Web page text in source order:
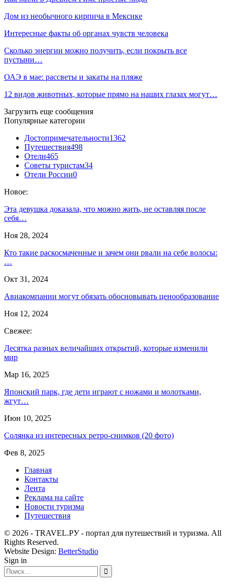
Дом из необычного кирпича в Мексике
Интересные факты об органах чувств человека
Сколько энергии можно получить, если покрыть все
пустыни…
ОАЭ в мае: рассветы и закаты на пляже
12 видов животных, которые прямо на наших глазах могут…
Загрузить еще сообщения
Популярные категории
Достопримечательности1362
Путешествия498
Отели465
Советы туристам34
Отели России0
Новое:
Эта девушка доказала, что можно жить, не оставляя после
себя…
Ноя 28, 2024
Кто такие раскосмаченные и зачем они рвали на себе волосы:
…
Окт 31, 2024
Авиакомпании могут обязать обосновывать ценообразование
Ноя 12, 2024
Свежее:
Десятка разных величайших открытий, которые изменили
мир
Мар 16, 2025
Японский парк, где дети играют с ножами и молотками,
жгут…
Июн 10, 2025
Солянка из интересных ретро-снимков (20 фото)
Фев 8, 2025
Главная
Контакты
Лента
Реклама на сайте
Новости туризма
Путешествия
© 2026 - TRAVEL.РУ - портал для путешествий и туризма. All
Rights Reserved.
Website Design: BetterStudio
Sign in